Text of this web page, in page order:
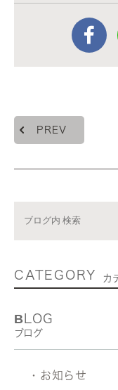
PREV
CATEGORY カ
BLOG
ブログ
・お知らせ